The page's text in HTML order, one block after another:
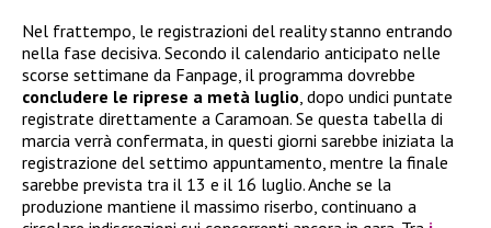
Nel frattempo, le registrazioni del reality stanno entrando
nella fase decisiva. Secondo il calendario anticipato nelle
scorse settimane da Fanpage, il programma dovrebbe
concludere le riprese a metà luglio, dopo undici puntate
registrate direttamente a Caramoan. Se questa tabella di
marcia verrà confermata, in questi giorni sarebbe iniziata la
registrazione del settimo appuntamento, mentre la finale
sarebbe prevista tra il 13 e il 16 luglio. Anche se la
produzione mantiene il massimo riserbo, continuano a